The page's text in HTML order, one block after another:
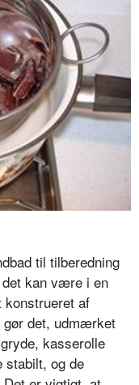
til tilberedning
kan være i en
konstrueret af
gør det, udmærket
kasserolle
stabilt, og de